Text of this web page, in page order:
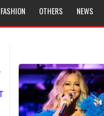
Hinda Song Lyrics - නිවුනා නුඹ
Song Lyrics - නුඹ දුන් ආදරේ
Anagathe Song Lyrics - ලියමුද
FASHION OTHERS NEWS